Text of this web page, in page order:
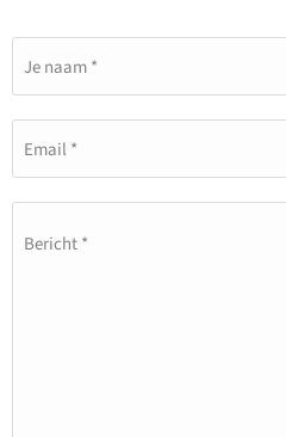
Je naam *
Email *
Bericht *